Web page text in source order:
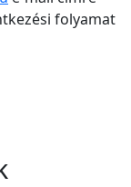
folyamat